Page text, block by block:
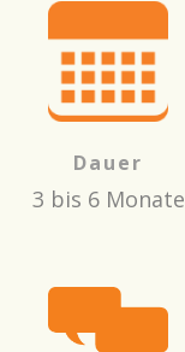
Dauer
3 bis 6 Monate